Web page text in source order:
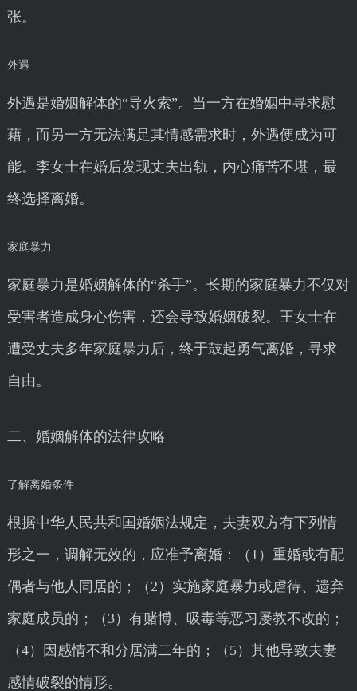
张。
外遇
外遇是婚姻解体的“导火索”。当一方在婚姻中寻求慰
藉，而另一方无法满足其情感需求时，外遇便成为可
能。李女士在婚后发现丈夫出轨，内心痛苦不堪，最
终选择离婚。
家庭暴力
家庭暴力是婚姻解体的“杀手”。长期的家庭暴力不仅对
受害者造成身心伤害，还会导致婚姻破裂。王女士在
遭受丈夫多年家庭暴力后，终于鼓起勇气离婚，寻求
自由。
二、婚姻解体的法律攻略
了解离婚条件
根据中华人民共和国婚姻法规定，夫妻双方有下列情
形之一，调解无效的，应准予离婚：（1）重婚或有配
偶者与他人同居的；（2）实施家庭暴力或虐待、遗弃
家庭成员的；（3）有赌博、吸毒等恶习屡教不改的；
（4）因感情不和分居满二年的；（5）其他导致夫妻
感情破裂的情形。